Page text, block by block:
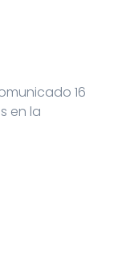
16
en la